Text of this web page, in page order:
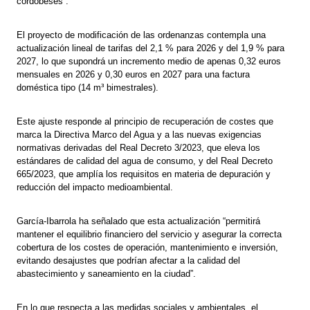
El proyecto de modificación de las ordenanzas contempla una
actualización lineal de tarifas del 2,1 % para 2026 y del 1,9 % para
2027, lo que supondrá un incremento medio de apenas 0,32 euros
mensuales en 2026 y 0,30 euros en 2027 para una factura
doméstica tipo (14 m³ bimestrales).
Este ajuste responde al principio de recuperación de costes que
marca la Directiva Marco del Agua y a las nuevas exigencias
normativas derivadas del Real Decreto 3/2023, que eleva los
estándares de calidad del agua de consumo, y del Real Decreto
665/2023, que amplía los requisitos en materia de depuración y
reducción del impacto medioambiental.
García-Ibarrola ha señalado que esta actualización “permitirá
mantener el equilibrio financiero del servicio y asegurar la correcta
cobertura de los costes de operación, mantenimiento e inversión,
evitando desajustes que podrían afectar a la calidad del
abastecimiento y saneamiento en la ciudad”.
En lo que respecta a las medidas sociales y ambientales, el